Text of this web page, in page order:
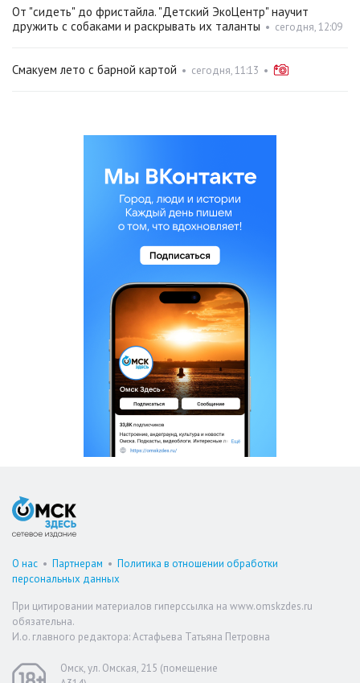
От "сидеть" до фристайла. "Детский ЭкоЦентр" научит
дружить с собаками и раскрывать их таланты • сегодня, 12:09
Смакуем лето с барной картой • сегодня, 11:13 •
О нас • Партнерам • Политика в отношении обработки
персональных данных
При цитировании материалов гиперссылка на www.omskzdes.ru
обязательна.
И.о. главного редактора: Астафьева Татьяна Петровна
Омск, ул. Омская, 215 (помещение